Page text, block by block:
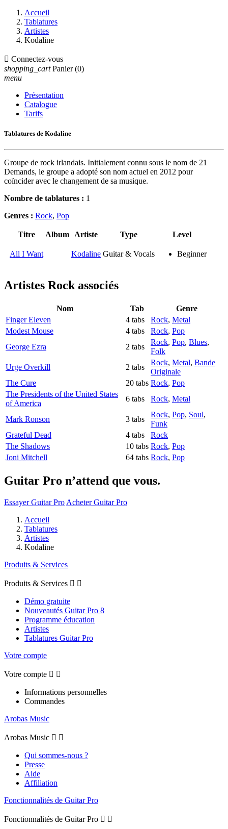
Accueil
Tablatures
Artistes
Kodaline
 Connectez-vous
shopping_cart Panier (0)
menu
Présentation
Catalogue
Tarifs
Tablatures de Kodaline
Groupe de rock irlandais. Initialement connu sous le nom de 21
Demands, le groupe a adopté son nom actuel en 2012 pour
coïncider avec le changement de sa musique.
Nombre de tablatures : 1
Genres : Rock, Pop
Titre Album Artiste Type Level
All I Want Kodaline Guitar & Vocals Beginner
Artistes Rockassociés
Nom Tab
Genre
Finger Eleven
4 tabs Rock, Metal
Modest Mouse
4 tabs Rock, Pop
George Ezra
2 tabs
Rock, Pop, Blues,
Folk
Urge Overkill
2 tabs
Rock, Metal, Bande
Originale
The Cure
20 tabs Rock, Pop
The Presidents of the United States
of America
6 tabs Rock, Metal
Mark Ronson 3 tabs
Rock, Pop, Soul,
Funk
Grateful Dead
4 tabs
Rock
The Shadows
10 tabs Rock, Pop
Joni Mitchell
64 tabs Rock, Pop
Guitar Pro n’attend que vous.
Essayer Guitar Pro Acheter Guitar Pro
Accueil
Tablatures
Artistes
Kodaline
Produits & Services
Produits & Services  
Démo gratuite
Nouveautés Guitar Pro 8
Programme éducation
Artistes
Tablatures Guitar Pro
Votre compte
Votre compte  
Informations personnelles
Commandes
Arobas Music
Arobas Music  
Qui sommes-nous ?
Presse
Aide
Affiliation
Fonctionnalités de Guitar Pro
Fonctionnalités de Guitar Pro  